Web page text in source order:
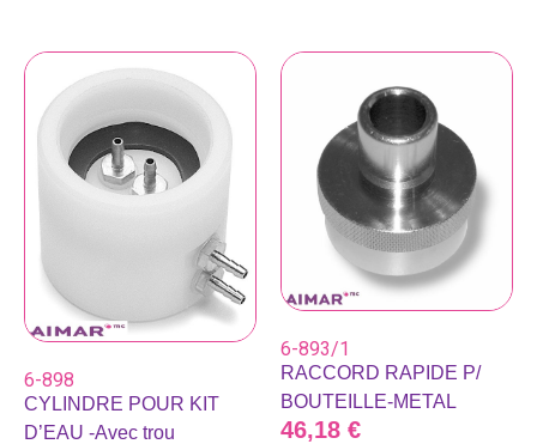
6-898
CYLINDRE POUR KIT
D’EAU -Avec trou
6-893/1
RACCORD RAPIDE P/
BOUTEILLE-METAL
46,18 €